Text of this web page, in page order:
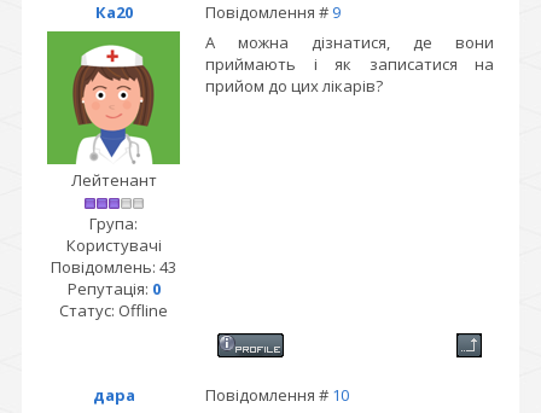
Ка20 Повідомлення # 9
Лейтенант
Група:
Користувачі
Повідомлень: 43
Репутація: 0
Статус: Offline
А можна дізнатися, де вони
приймають і як записатися на
прийом до цих лікарів?
дара Повідомлення # 10